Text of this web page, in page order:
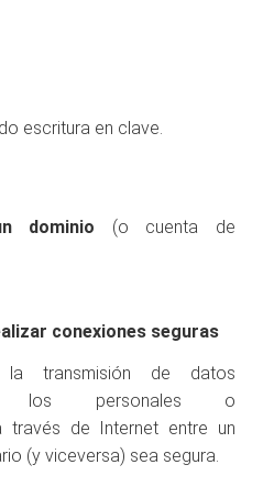
escritura en clave.
dominio (o cuenta de
conexiones seguras
transmisión de datos
los personales o
través de Internet entre un
(y viceversa) sea segura.